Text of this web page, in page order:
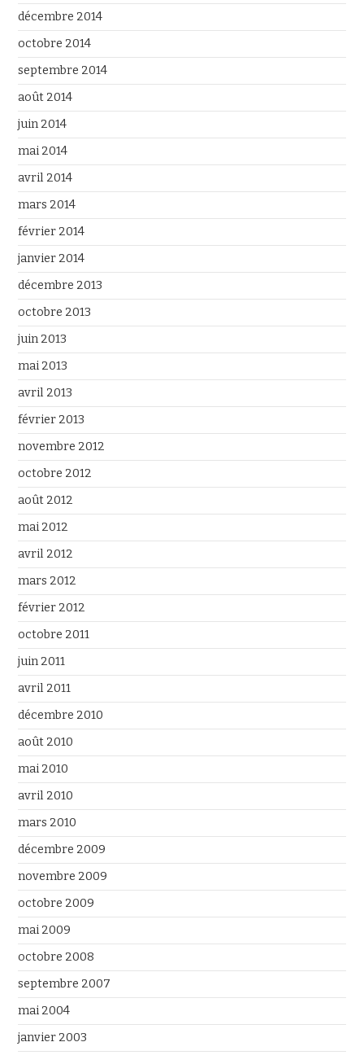
décembre 2014
octobre 2014
septembre 2014
août 2014
juin 2014
mai 2014
avril 2014
mars 2014
février 2014
janvier 2014
décembre 2013
octobre 2013
juin 2013
mai 2013
avril 2013
février 2013
novembre 2012
octobre 2012
août 2012
mai 2012
avril 2012
mars 2012
février 2012
octobre 2011
juin 2011
avril 2011
décembre 2010
août 2010
mai 2010
avril 2010
mars 2010
décembre 2009
novembre 2009
octobre 2009
mai 2009
octobre 2008
septembre 2007
mai 2004
janvier 2003